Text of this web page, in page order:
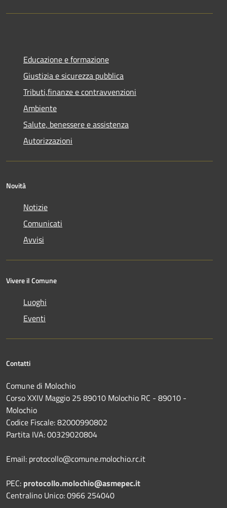
Educazione e formazione
Giustizia e sicurezza pubblica
Tributi,finanze e contravvenzioni
Ambiente
Salute, benessere e assistenza
Autorizzazioni
Novità
Notizie
Comunicati
Avvisi
Vivere il Comune
Luoghi
Eventi
Contatti
Comune di Molochio
Corso XXIV Maggio 25 89010 Molochio RC - 89010 -
Molochio
Codice Fiscale: 82000990802
Partita IVA: 00329020804
Email: protocollo@comune.molochio.rc.it
PEC: protocollo.molochio@asmepec.it
Centralino Unico: 0966 254040